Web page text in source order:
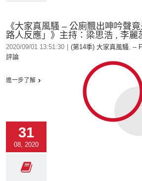
《大家真風騷 – 公廁飄出呻吟聲
路人反應」》主持：梁思浩 , 李麗
2020/09/01 13:51:30 (第14季) 大家真風騷, --
評論
進一步了解
31
08, 2020